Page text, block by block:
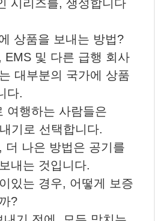
시리즈를, 생성합니다
상품을 보내는 방법?
EMS 및 다른 급행 회사
대부분의 국가에 상품
다.
여행하는 사람들은
기로 선택합니다.
더 나은 방법은 공기를
내는 것입니다.
있는 경우, 어떻게 보증
?